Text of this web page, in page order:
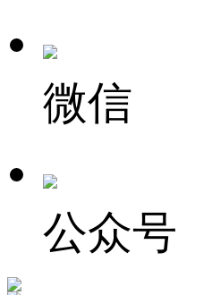
微信
公众号